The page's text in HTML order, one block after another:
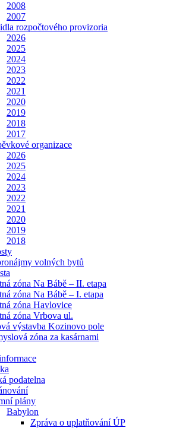
2008
2007
rozpočtového provizoria
2026
2025
2024
2023
2022
2021
2020
2019
2018
2017
organizace
2026
2025
2024
2023
2022
2021
2020
2019
2018
volných bytů
zóna Na Bábě – II. etapa
zóna Na Bábě – I. etapa
zóna Havlovice
zóna Vrbova ul.
výstavba Kozinovo pole
zóna za kasárnami
podatelna
plány
Babylon
Zpráva o uplatňování ÚP